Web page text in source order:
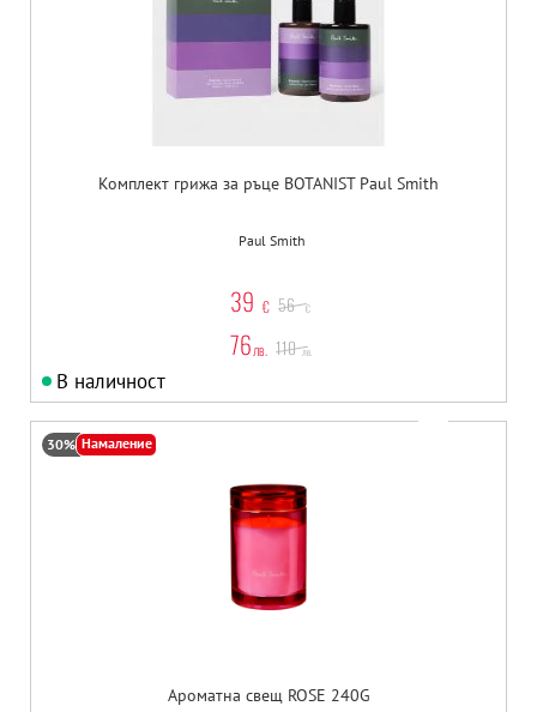
Комплект грижа за ръце BOTANIST Paul Smith
Paul Smith
39 € 56 €
76лв. 110 лв.
В наличност
30% Намаление
Ароматна свещ ROSE 240G